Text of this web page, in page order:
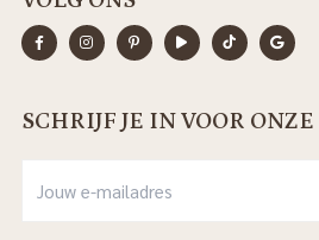
SCHRIJF JE IN VOOR ONZE